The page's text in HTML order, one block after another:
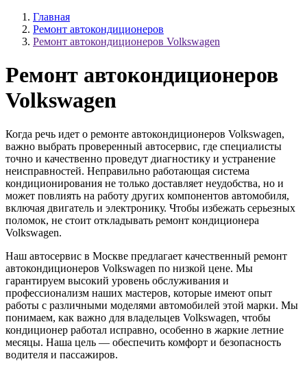
Главная
Ремонт автокондиционеров
Ремонт автокондиционеров Volkswagen
Ремонт автокондиционеров
Volkswagen
Когда речь идет о ремонте автокондиционеров Volkswagen,
важно выбрать проверенный автосервис, где специалисты
точно и качественно проведут диагностику и устранение
неисправностей. Неправильно работающая система
кондиционирования не только доставляет неудобства, но и
может повлиять на работу других компонентов автомобиля,
включая двигатель и электронику. Чтобы избежать серьезных
поломок, не стоит откладывать ремонт кондиционера
Volkswagen.
Наш автосервис в Москве предлагает качественный ремонт
автокондиционеров Volkswagen по низкой цене. Мы
гарантируем высокий уровень обслуживания и
профессионализм наших мастеров, которые имеют опыт
работы с различными моделями автомобилей этой марки. Мы
понимаем, как важно для владельцев Volkswagen, чтобы
кондиционер работал исправно, особенно в жаркие летние
месяцы. Наша цель — обеспечить комфорт и безопасность
водителя и пассажиров.